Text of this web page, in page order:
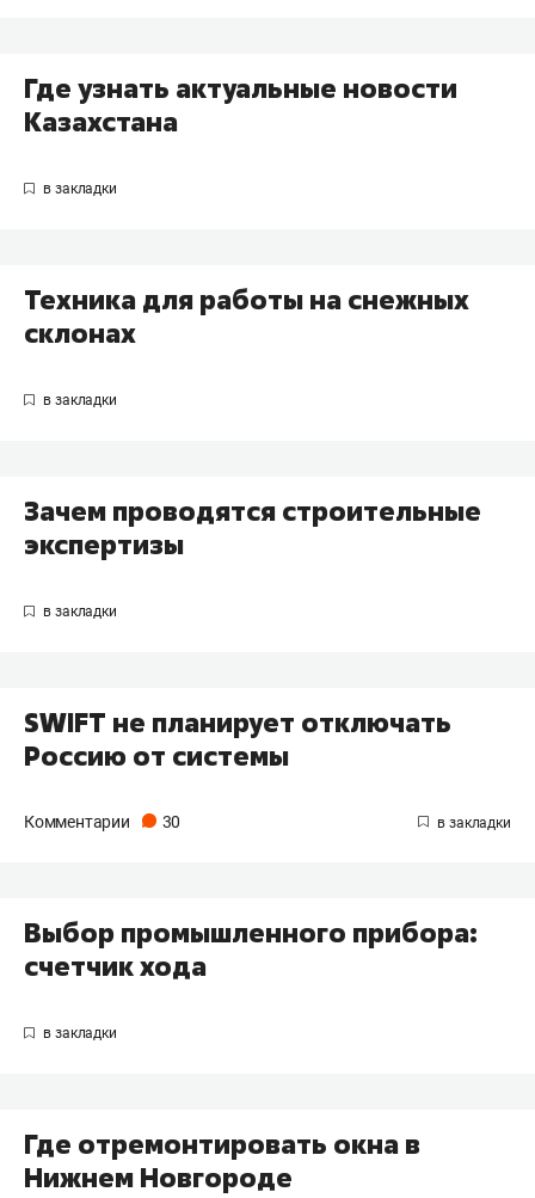
Где узнать актуальные новости
Казахстана
Техника для работы на снежных
склонах
Зачем проводятся строительные
экспертизы
SWIFT не планирует отключать
Россию от системы
Комментарии 30
Выбор промышленного прибора:
счетчик хода
Где отремонтировать окна в
Нижнем Новгороде